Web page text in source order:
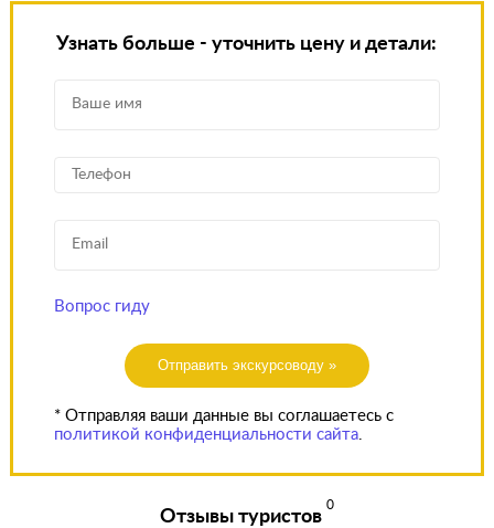
Узнать больше - уточнить цену и детали:
Вопрос гиду
Отправить экскурсоводу »
* Отправляя ваши данные вы соглашаетесь с
политикой конфиденциальности сайта.
Отзывы туристов
0